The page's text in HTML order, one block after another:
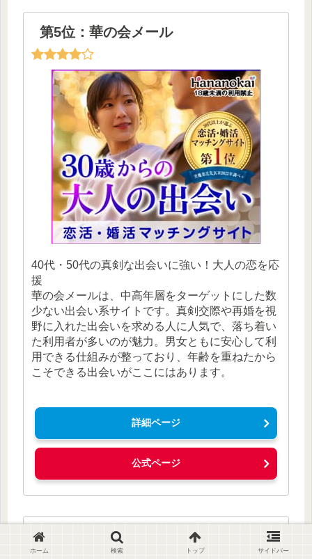
第5位：華の会メール
40代・50代の真剣な出会いに強い！大人の恋を応
援
華の会メールは、中高年層をターゲットにした数
少ない出会い系サイトです。真剣交際や再婚を視
野に入れた出会いを求める人に人気で、落ち着い
た利用者が多いのが魅力。男女ともに安心して利
用できる仕組みが整っており、年齢を重ねたから
こそできる出会いがここにはあります。
詳細ページ
公式ページ
第6位：ミントC!Jメール
ホーム 検索 トップ サイドバー